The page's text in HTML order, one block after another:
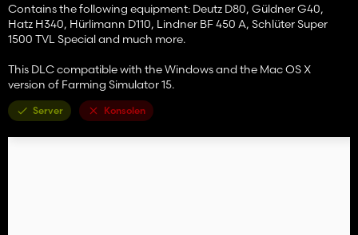
Contains the following equipment: Deutz D80, Güldner G40,
Hatz H340, Hürlimann D110, Lindner BF 450 A, Schlüter Super
1500 TVL Special and much more.
This DLC compatible with the Windows and the Mac OS X
version of Farming Simulator 15.
Server Konsolen